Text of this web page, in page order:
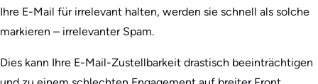
Ihre E-Mail für irrelevant halten, werden sie schnell als solche
markieren – irrelevanter Spam.
Dies kann Ihre E-Mail-Zustellbarkeit drastisch beeinträchtigen